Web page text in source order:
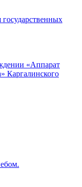
«Аппарат
Каргалинского